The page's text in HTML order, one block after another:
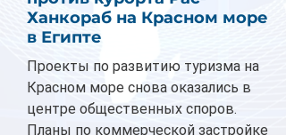
Ханкораб на Красном море
в Египте
Проекты по развитию туризма на
Красном море снова оказались в
центре общественных споров.
Планы по коммерческой застройке